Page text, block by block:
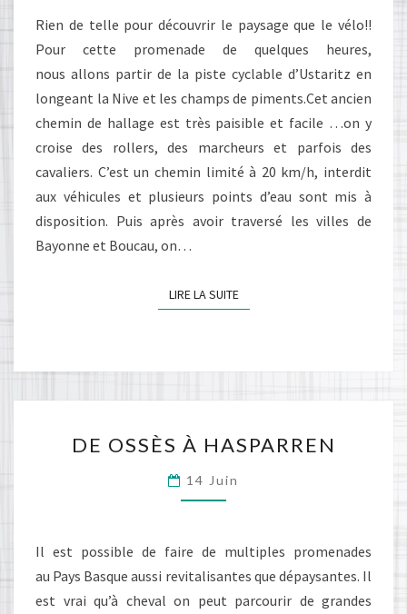
Rien de telle pour découvrir le paysage que le vélo!!
Pour cette promenade de quelques heures,
nous allons partir de la piste cyclable d’Ustaritz en
longeant la Nive et les champs de piments.Cet ancien
chemin de hallage est très paisible et facile …on y
croise des rollers, des marcheurs et parfois des
cavaliers. C’est un chemin limité à 20 km/h, interdit
aux véhicules et plusieurs points d’eau sont mis à
disposition. Puis après avoir traversé les villes de
Bayonne et Boucau, on…
LIRE LA SUITELIRE LA SUITE
OSSÈS
À
HASPARREN
DE OSSÈS À HASPARREN
14 Juin
Il est possible de faire de multiples promenades
au Pays Basque aussi revitalisantes que dépaysantes. Il
est vrai qu’à cheval on peut parcourir de grandes